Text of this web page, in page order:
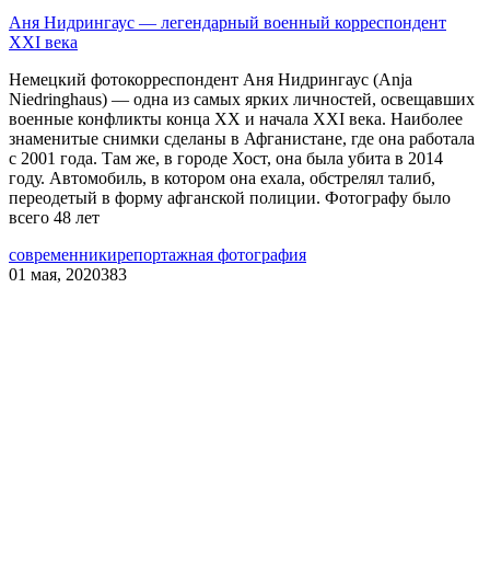
Аня Нидрингаус — легендарный военный корреспондент
XXI века
Немецкий фотокорреспондент Аня Нидрингаус (Anja
Niedringhaus) — одна из самых ярких личностей, освещавших
военные конфликты конца ХХ и начала XXI века. Наиболее
знаменитые снимки сделаны в Афганистане, где она работала
с 2001 года. Там же, в городе Хост, она была убита в 2014
году. Автомобиль, в котором она ехала, обстрелял талиб,
переодетый в форму афганской полиции. Фотографу было
всего 48 лет
современникирепортажная фотография
01 мая, 2020383